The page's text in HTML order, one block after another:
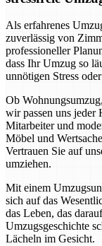
Als erfahrenes
zuverlässig von
professioneller
dass Ihr Umzug so
unnötigen Stress
Ob
wir passen uns jeder
Mitarbeiter und
Möbel und
Vertrauen Sie auf
umziehen.
Mit einem
sich auf das
das Leben, das
Umzugsgeschichte
Lächeln im Gesicht.